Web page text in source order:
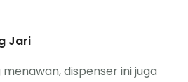
Jari
dispenser ini juga